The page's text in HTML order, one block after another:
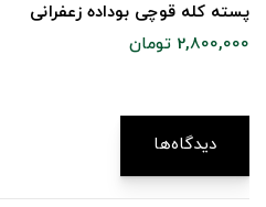
پسته کله قوچی بوداده زعفرانی
2,800,000 تومان
دیدگاه‌ها